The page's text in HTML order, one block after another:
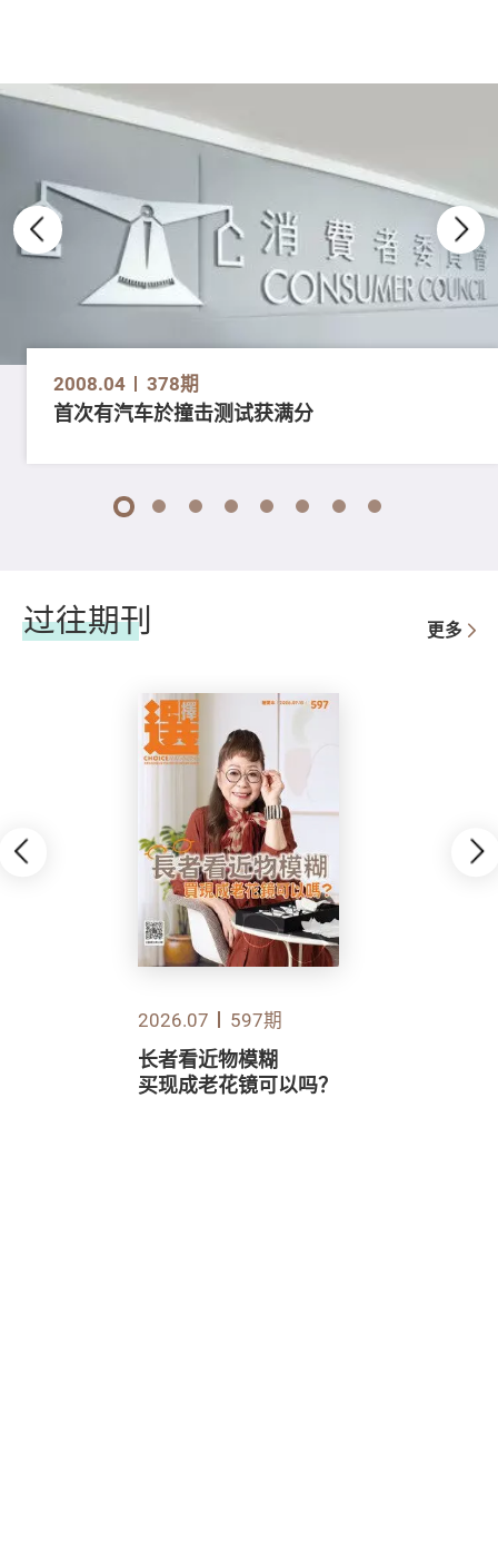
2008.04 378期
首次有汽车於撞击测试获满分
1 2 3 4 5 6 7 8
过往期刊 更多
2026.07 597期
长者看近物模糊
买现成老花镜可以吗？